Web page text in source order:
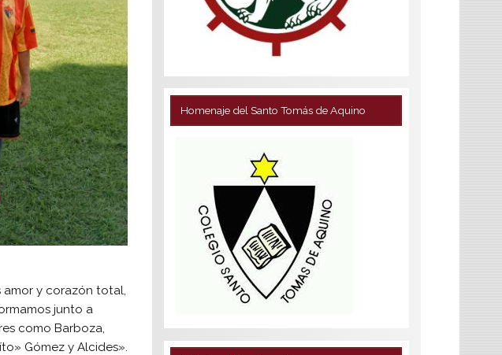
amor y corazón total,
junto a
como Barboza,
Gómez y Alcides».
Homenaje del Santo Tomás de Aquino